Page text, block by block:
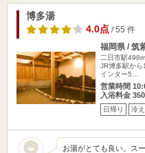
博多湯
4.0点/ 55 件
福岡県 / 筑
二日市駅498m
JR博多駅か
インター5…
営業時間
入浴料金
日帰り 冷
お湯がとても良い。ス